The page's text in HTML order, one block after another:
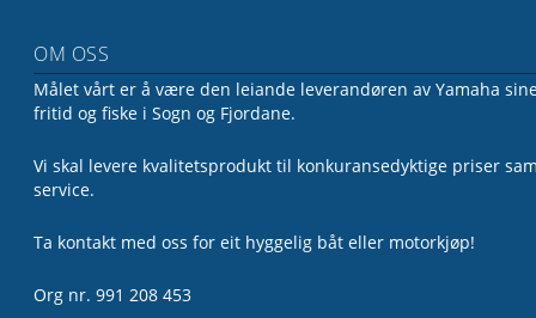
OM OSS
Målet vårt er å være den leiande leverandøren av Yamaha
fritid og fiske i Sogn og Fjordane.
Vi skal levere kvalitetsprodukt til konkuransedyktige priser
service.
Ta kontakt med oss for eit hyggelig båt eller motorkjøp!
Org nr. 991 208 453